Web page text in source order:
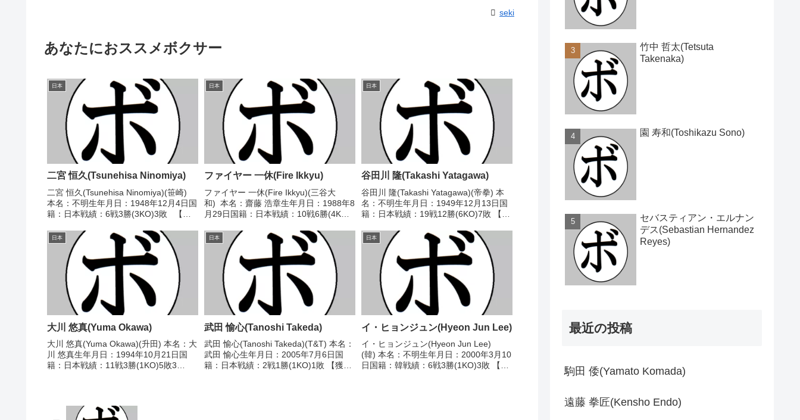
seki
あなたにおススメボクサー
日本
二宮 恒久(Tsunehisa Ninomiya)
二宮 恒久(Tsunehisa Ninomiya)(笹崎)
本名：不明生年月日：1948年12月4日国
籍：日本戦績：6戦3勝(3KO)3敗 【獲
1968/04/28 ○1RKO 大島 和明
(AO)196...
日本
ファイヤー 一休(Fire Ikkyu)
ファイヤー 一休(Fire Ikkyu)(三谷大
和) 本名：齋藤 浩章生年月日：1988年8
月29日国籍：日本戦績：10戦6勝(4KO)3
2015/12/02 ○1RKO 渋谷 尚史(山
龍)201...
日本
谷田川 隆(Takashi Yatagawa)
谷田川 隆(Takashi Yatagawa)(帝拳) 本
名：不明生年月日：1949年12月13日国
籍：日本戦績：19戦12勝(6KO)7敗 【獲
1967/02/06 ○4R判定 (採点不明) 脇
広美(金子)19...
日本
大川 悠真(Yuma Okawa)
大川 悠真(Yuma Okawa)(升田) 本名：大
川 悠真生年月日：1994年10月21日国
籍：日本戦績：11戦3勝(1KO)5敗3
日本
武田 愉心(Tanoshi Takeda)
武田 愉心(Tanoshi Takeda)(T&T) 本名：
武田 愉心生年月日：2005年7月6日国
籍：日本戦績：2戦1勝(1KO)1敗 【獲得
日本
イ・ヒョンジュン(Hyeon Jun Lee)
イ・ヒョンジュン(Hyeon Jun Lee)
(韓) 本名：不明生年月日：2000年3月10
日国籍：韓戦績：6戦3勝(1KO)3敗 【獲
竹中 哲太(Tetsuta
Takenaka)
園 寿和(Toshikazu Sono)
セバスティアン・エルナン
デス(Sebastian Hernandez
Reyes)
最近の投稿
駒田 倭(Yamato Komada)
遠藤 拳匠(Kensho Endo)